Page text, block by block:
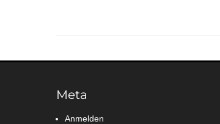
Meta
Anmelden